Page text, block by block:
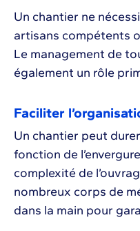
Un chantier ne
artisans compétents
Le management de
également un rôle
Faciliter
Un chantier peut
fonction de
complexité de
nombreux corps de
dans la main pour